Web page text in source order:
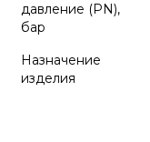
давление (PN),
бар
Назначение
изделия